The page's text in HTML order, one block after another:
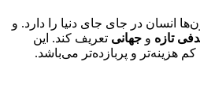
ها انسان در جای جای دنیا را دارد. و
تازه و جهانی تعریف کند. این
کم هزینهتر و پربازدهتر میباشد.